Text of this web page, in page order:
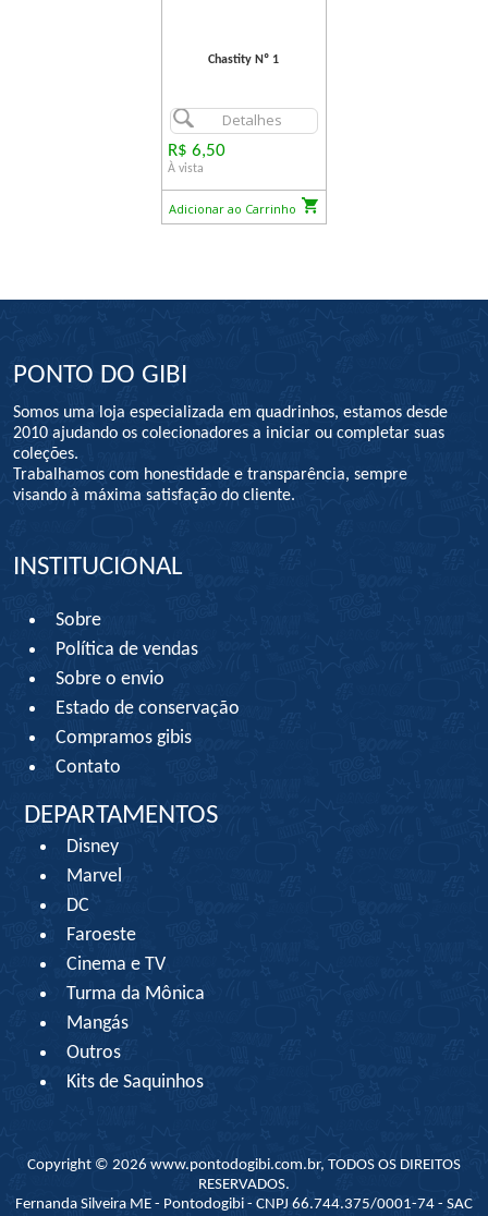
Chastity Nº 1
Detalhes
R$ 6,50
À vista
Adicionar ao Carrinho
PONTO DO GIBI
Somos uma loja especializada em quadrinhos, estamos desde
2010 ajudando os colecionadores a iniciar ou completar suas
coleções.
Trabalhamos com honestidade e transparência, sempre
visando à máxima satisfação do cliente.
INSTITUCIONAL
Sobre
Política de vendas
Sobre o envio
Estado de conservação
Compramos gibis
Contato
DEPARTAMENTOS
Disney
Marvel
DC
Faroeste
Cinema e TV
Turma da Mônica
Mangás
Outros
Kits de Saquinhos
Copyright © 2026 www.pontodogibi.com.br, TODOS OS DIREITOS
RESERVADOS.
Fernanda Silveira ME - Pontodogibi - CNPJ 66.744.375/0001-74 - SAC